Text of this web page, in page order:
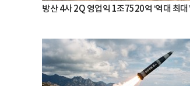
방산 4사 2Q 영업익 1조7520억 ‘역대 최대’